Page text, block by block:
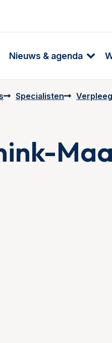
Nieuws & agenda
Specialisten